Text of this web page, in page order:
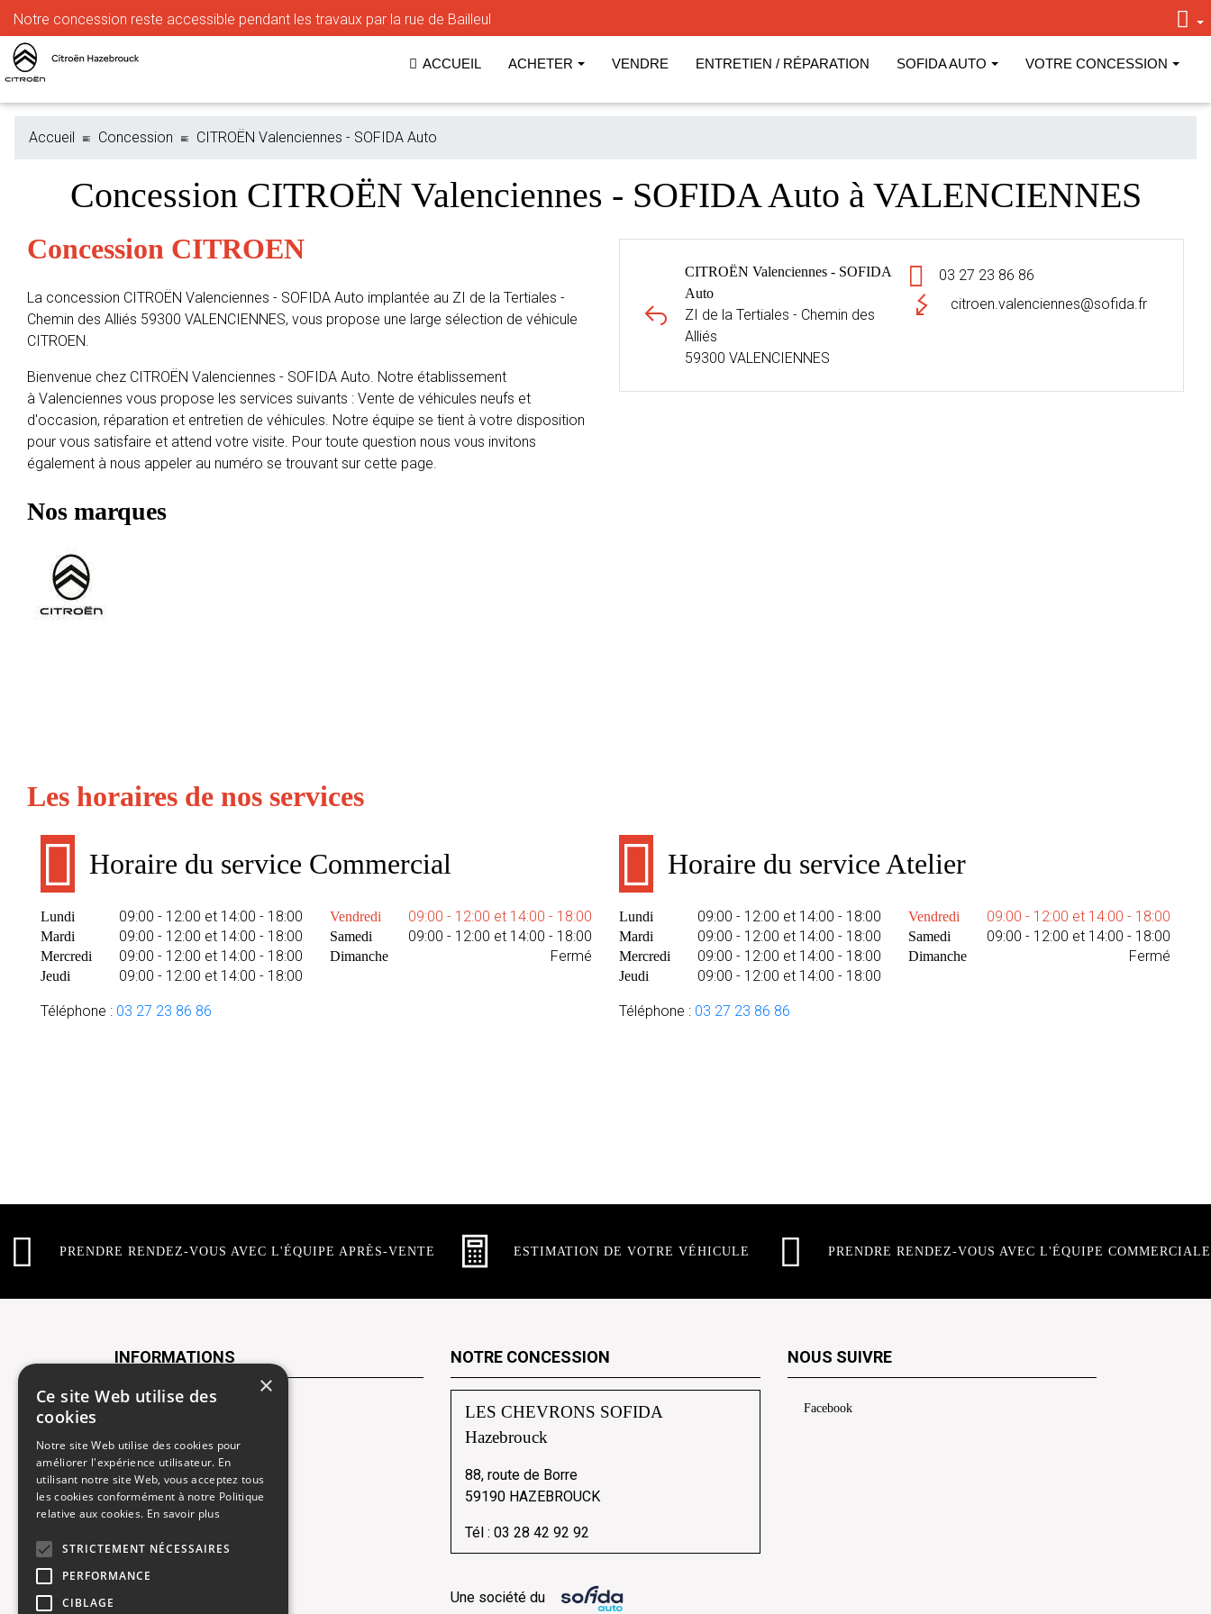
Notre concession reste accessible pendant les travaux par la rue de Bailleul
ACCUEIL ACHETER VENDRE ENTRETIEN / RÉPARATION SOFIDA AUTO VOTRE CONCESSION
Accueil Concession CITROËN Valenciennes - SOFIDA Auto
Concession CITROËN Valenciennes - SOFIDA Auto à VALENCIENNES
CITROËN Valenciennes - SOFIDA
Auto
ZI de la Tertiales - Chemin des
Alliés
59300 VALENCIENNES
03 27 23 86 86
citroen.valenciennes@sofida.fr
Concession CITROEN
La concession CITROËN Valenciennes - SOFIDA Auto implantée au ZI de la Tertiales -
Chemin des Alliés 59300 VALENCIENNES, vous propose une large sélection de véhicule
CITROEN.
Bienvenue chez CITROËN Valenciennes - SOFIDA Auto. Notre établissement
à Valenciennes vous propose les services suivants : Vente de véhicules neufs et
d'occasion, réparation et entretien de véhicules. Notre équipe se tient à votre disposition
pour vous satisfaire et attend votre visite. Pour toute question nous vous invitons
également à nous appeler au numéro se trouvant sur cette page.
Nos marques
Les horaires de nos services
Horaire du service Commercial
Lundi 09:00 - 12:00 et 14:00 - 18:00
Mardi 09:00 - 12:00 et 14:00 - 18:00
Mercredi 09:00 - 12:00 et 14:00 - 18:00
Jeudi 09:00 - 12:00 et 14:00 - 18:00
Vendredi 09:00 - 12:00 et 14:00 - 18:00
Samedi 09:00 - 12:00 et 14:00 - 18:00
Dimanche Fermé
Téléphone : 03 27 23 86 86
Horaire du service Atelier
Lundi 09:00 - 12:00 et 14:00 - 18:00
Mardi 09:00 - 12:00 et 14:00 - 18:00
Mercredi 09:00 - 12:00 et 14:00 - 18:00
Jeudi 09:00 - 12:00 et 14:00 - 18:00
Vendredi 09:00 - 12:00 et 14:00 - 18:00
Samedi 09:00 - 12:00 et 14:00 - 18:00
Dimanche Fermé
Téléphone : 03 27 23 86 86
PRENDRE RENDEZ-VOUS AVEC L'ÉQUIPE APRÈS-VENTE ESTIMATION DE VOTRE VÉHICULE PRENDRE RENDEZ-VOUS AVEC L'ÉQUIPE COMMERCIALE
INFORMATIONS
Recrutement
Rendez-vous atelier
Mentions légales
Gestion des cookies
NOTRE CONCESSION
LES CHEVRONS SOFIDA
Hazebrouck
88, route de Borre
59190 HAZEBROUCK
Tél :03 28 42 92 92
Une société du
NOUS SUIVRE
Facebook
×
Ce site Web utilise des
cookies
Notre site Web utilise des cookies pour
améliorer l'expérience utilisateur. En
utilisant notre site Web, vous acceptez tous
les cookies conformément à notre Politique
relative aux cookies. En savoir plus
STRICTEMENT NÉCESSAIRES
PERFORMANCE
CIBLAGE